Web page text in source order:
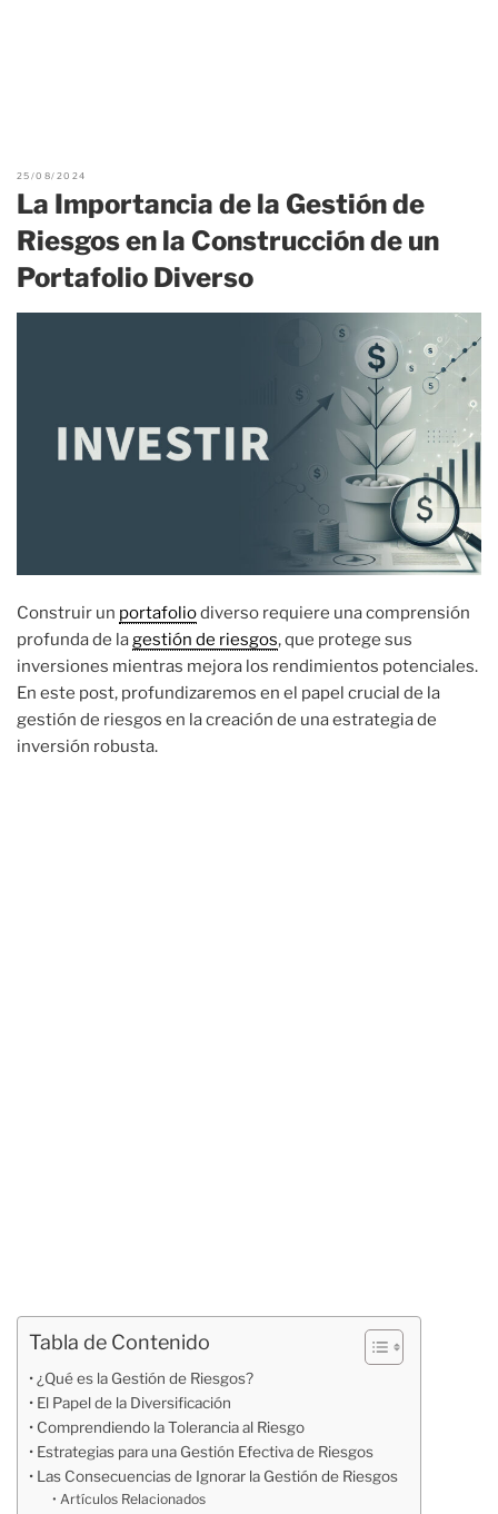
25/08/2024
La Importancia de la Gestión de
Riesgos en la Construcción de un
Portafolio Diverso
Construir un portafoliodiverso requiere una comprensión
profunda de lagestión de riesgos, que protege sus
inversiones mientras mejora los rendimientos potenciales.
En este post, profundizaremos en el papel crucial de la
gestión de riesgos en la creación de una estrategia de
inversión robusta.
Tabla de Contenido
¿Qué es la Gestión de Riesgos?
El Papel de la Diversificación
Comprendiendo la Tolerancia al Riesgo
Estrategias para una Gestión Efectiva de Riesgos
Las Consecuencias de Ignorar la Gestión de Riesgos
Artículos Relacionados